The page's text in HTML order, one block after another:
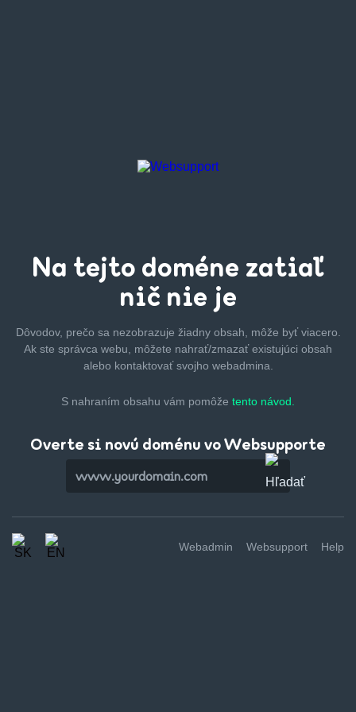
Na tejto doméne zatiaľ
nič nie je
Dôvodov, prečo sa nezobrazuje žiadny obsah, môže byťviacero.
Ak ste správca webu, môžete nahrať/zmazaťexistujúci obsah
alebo kontaktovať svojho webadmina.
S nahraním obsahu vám pomôže tento návod.
Overte si novú doménu vo Websupporte
Webadmin Websupport Help